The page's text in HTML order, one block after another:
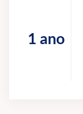
1 ano